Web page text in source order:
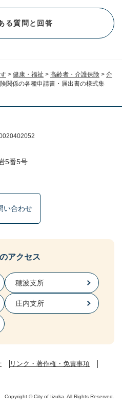
> 健康・福祉 > 高齢者・介護保険 > 介
関係の各種申請書・届出書の様式集
る質問と回答
5番5号
い合わせ
アクセス
穂波支所
庄内支所
リンク・著作権・免責事項
Copyright © City of Iizuka. All Rights Reserved.